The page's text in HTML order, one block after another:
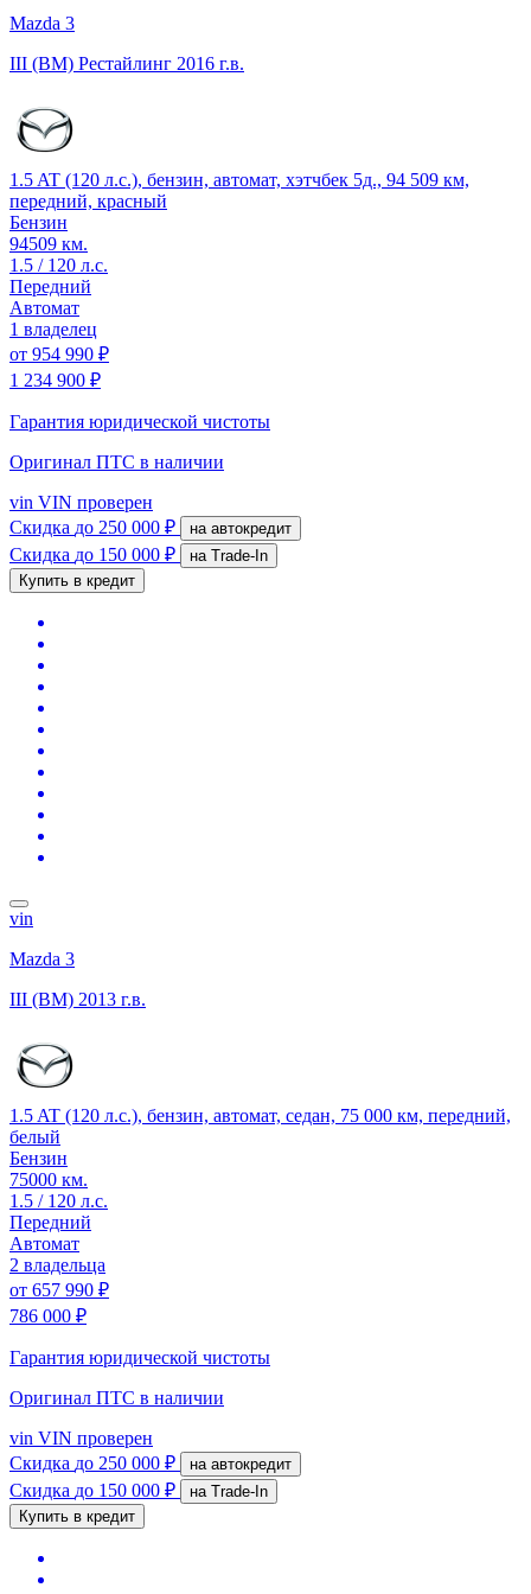
Mazda 3
III (BM) Рестайлинг 2016 г.в.
1.5 AT (120 л.с.), бензин, автомат, хэтчбек 5д., 94 509 км,
передний, красный
Бензин
94509 км.
1.5 / 120 л.с.
Передний
Автомат
1 владелец
от 954 990 ₽
1 234 900 ₽
Гарантия юридической чистоты
Оригинал ПТС в наличии
vin VIN проверен
Скидка до 250 000 ₽ на автокредит
Скидка до 150 000 ₽
на Trade-In
Купить в кредит
vin
Mazda 3
III (BM) 2013 г.в.
1.5 AT (120 л.с.), бензин, автомат, седан, 75 000 км, передний,
белый
Бензин
75000 км.
1.5 / 120 л.с.
Передний
Автомат
2 владельца
от 657 990 ₽
786 000 ₽
Гарантия юридической чистоты
Оригинал ПТС в наличии
vin VIN проверен
Скидка до 250 000 ₽ на автокредит
Скидка до 150 000 ₽
на Trade-In
Купить в кредит